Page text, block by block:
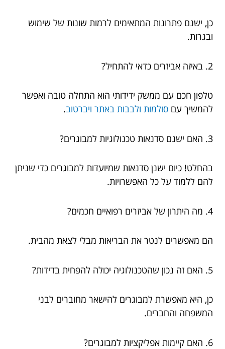
כן, ישנם פתרונות המתאימים לרמות שונות של שימוש
ובגרות.
2. באיזה אביזרים כדאי להתחיל?
טלפון חכם עם ממשק ידידותי הוא התחלה טובה ואפשר
להמשיך עם סולמות ולבבות באתר ויברטוב.
3. האם ישנם סדנאות טכנולוגיות למבוגרים?
בהחלט! כיום ישנן סדנאות שמיועדות למבוגרים כדי שניתן
להם ללמוד על כל האפשרויות.
4. מה היתרון של אביזרים רפואיים חכמים?
הם מאפשרים לנטר את הבריאות מבלי לצאת מהבית.
5. האם זה נכון שהטכנולוגיה יכולה להפחית בדידות?
כן, היא מאפשרת למבוגרים להישאר מחוברים לבני
המשפחה והחברים.
6. האם קיימות אפליקציות למבוגרים?